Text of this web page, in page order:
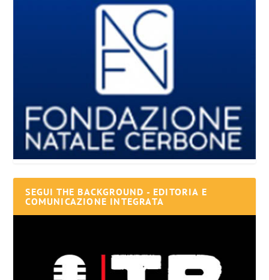
SEGUI THE BACKGROUND - EDITORIA E
COMUNICAZIONE INTEGRATA